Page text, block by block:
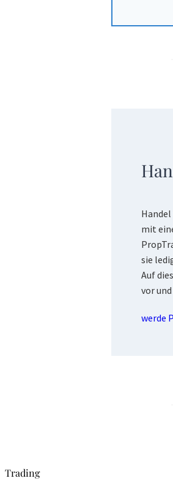
mit
sie
Auf
vor
werde
Trading